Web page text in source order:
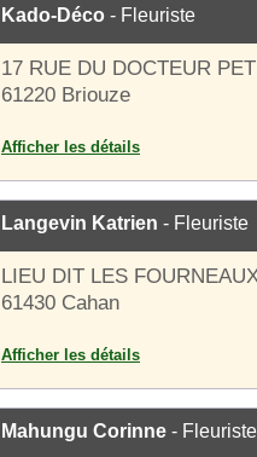
Kado-Déco - Fleuriste
17 RUE DU DOCTEUR
61220 Briouze
Afficher les détails
Langevin Katrien - Fleuriste
LIEU DIT LES
61430 Cahan
Afficher les détails
Mahungu Corinne - Fleuriste